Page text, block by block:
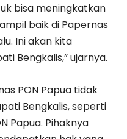
bisa meningkatkan
baik di Papernas
Ini akan kita
Bengkalis,” ujarnya.
PON Papua tidak
Bengkalis, seperti
Papua. Pihaknya